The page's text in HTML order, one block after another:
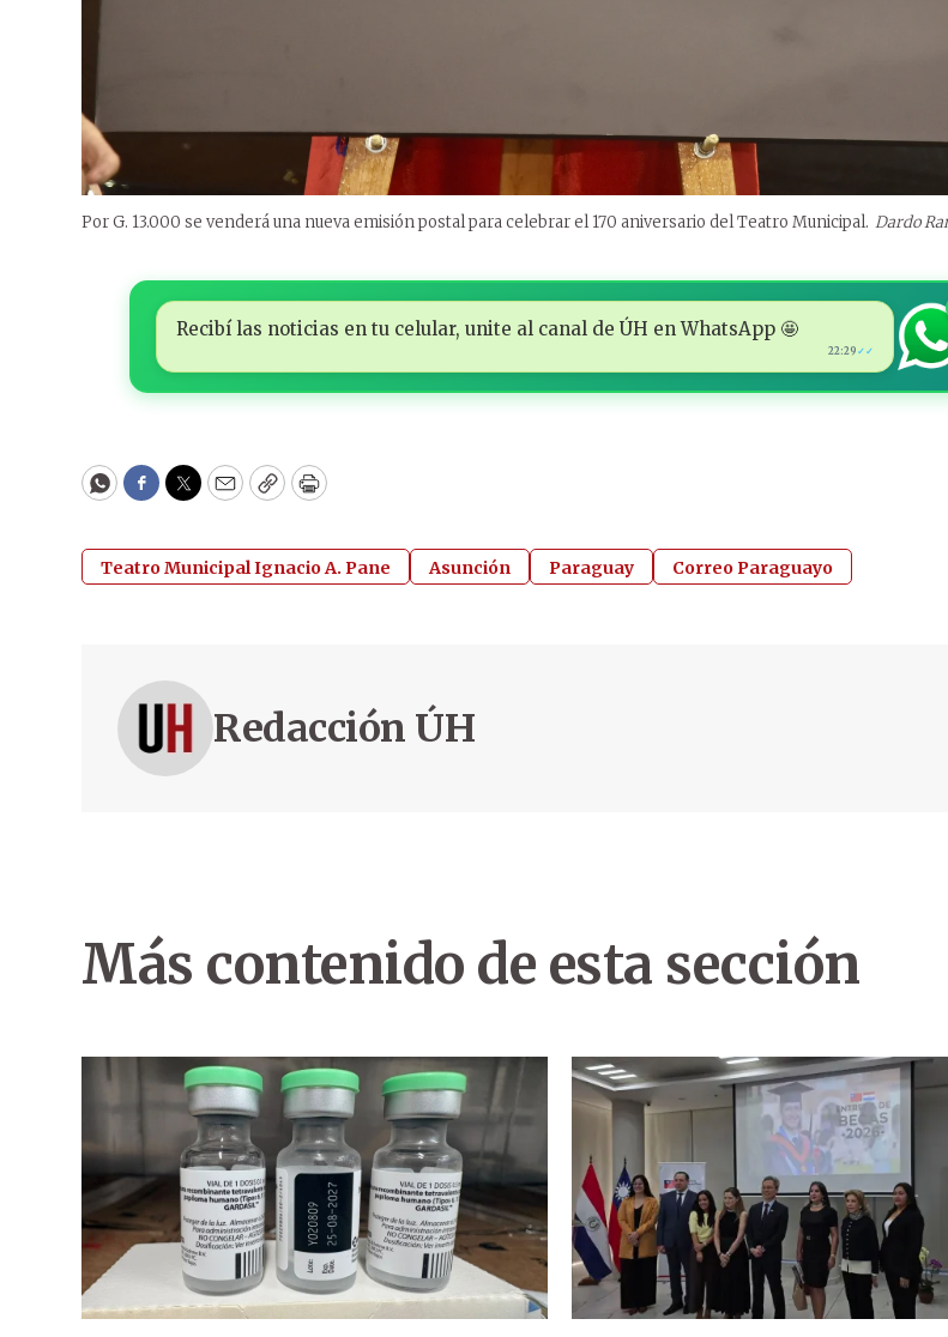
Por G. 13.000 se venderá una nueva emisión postal para celebrar el 170 aniversario del Teatro Municipal. Dardo
Recibí las noticias en tu celular, unite al canal de ÚH en WhatsApp 🤩
22:29 ✓✓
WhatsApp
Facebook
Twitter
EmailCopyPrint
Teatro Municipal Ignacio A. Pane Asunción Paraguay Correo Paraguayo
Redacción ÚH
Más contenido de esta sección